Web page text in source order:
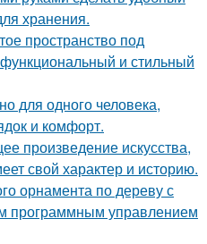
хранения.
пространство под
и стильный
для одного человека,
и комфорт.
произведение искусства,
свой характер и историю.
орнамента по дереву с
программным управлением